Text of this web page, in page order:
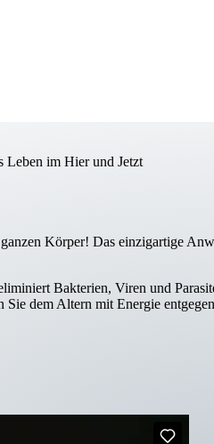
Leben im Hier und Jetzt
Körper! Das einzig­artige
Bakterien, Viren und
dem Altern mit Energie